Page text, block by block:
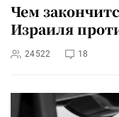
Чем
Израиля
24522 18